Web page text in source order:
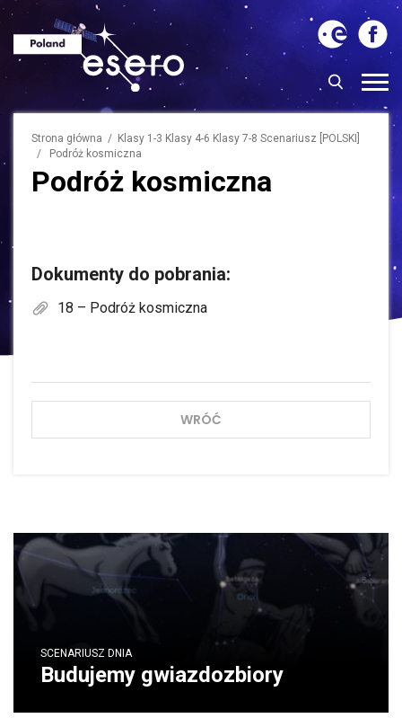
SCENARIUSZ DNIA
Budujemy gwiazdozbiory
Strona główna / Klasy 1-3 Klasy 4-6 Klasy 7-8 Scenariusz [POLSKI]
/ Podróż kosmiczna
Podróż kosmiczna
Dokumenty do pobrania:
18 – Podróż kosmiczna
WRÓĆ